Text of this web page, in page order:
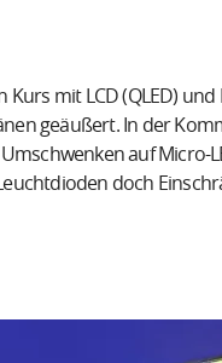
mit LCD (QLED)
geäußert. In der
auf Micro-
doch